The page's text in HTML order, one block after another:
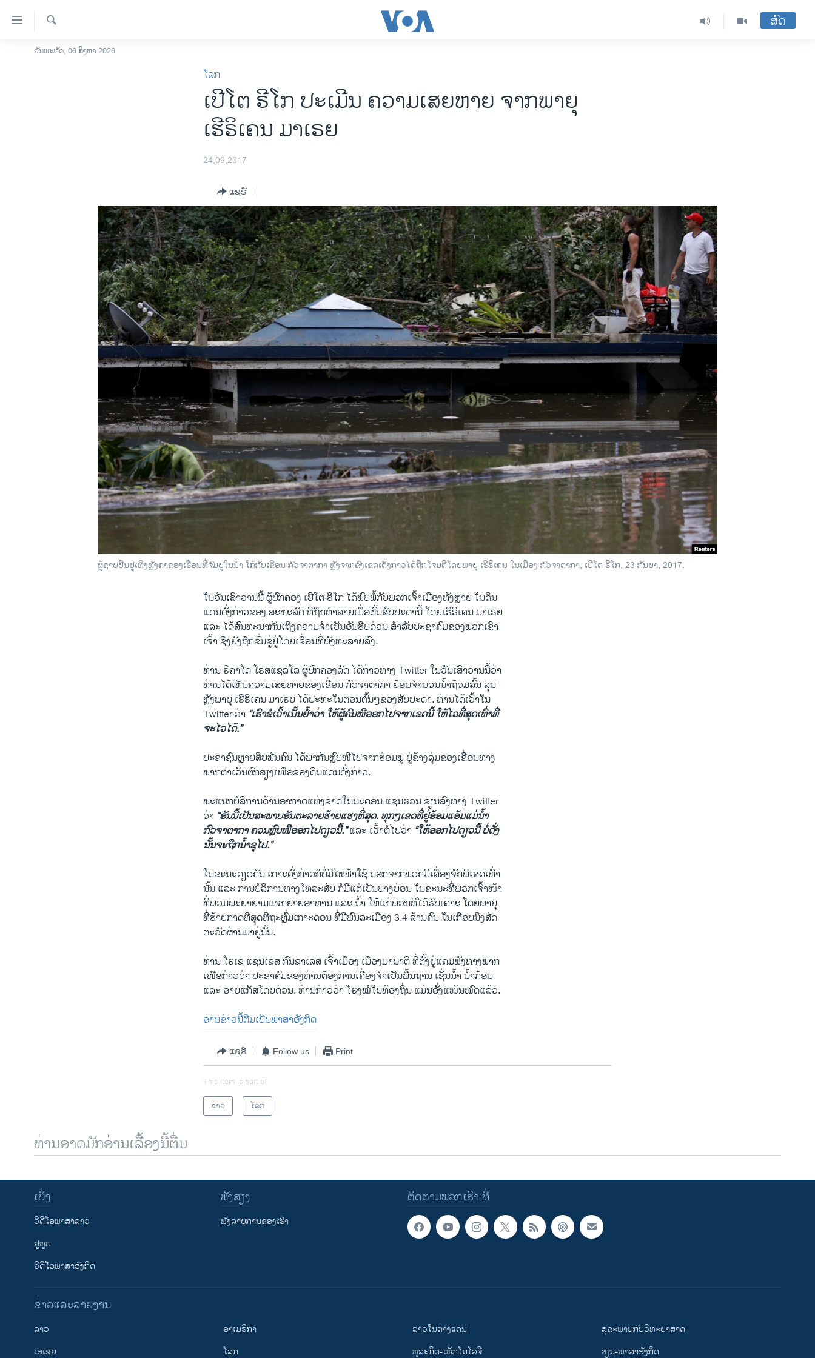
ລິ້ງ
ສຳຫລັບ
ໂຮມເພຈ
ອິດສະຫຼະພາບດ້ານການຂ່າວ
ວິທະຍາສາດ-ເທັກໂນໂລຈີ
ຄົ້ນຫາ
ສົດ
ວັນພະຫັດ, 06 ສິງຫາ 2026
ໂລກ
ເປີໂຕ ຣີໂກ ປະເມີນ ຄວາມເສຍຫາຍ ຈາກພາຍຸ
ເຮີຣິເຄນ ມາເຣຍ
24,09,2017
ແຊຣ໌
ຜູ້ຊາຍຢືນຢູ່ເທິງຫຼັງຄາຂອງເຮືອນທີ່ຈົມຢູ່ໃນນໍ້າ ໃກ້ກັບເຂື່ອນ ກົວຈາຕາກາ ຫຼັງຈາກຂົງເຂດເດັ່ງກ່າວໄດ້ຖືກໂຈມຕີໂດຍພາຍຸ ເຮີຣິເຄນ ໃນເມືອງ ກົວຈາຕາກາ, ເປີໂຕ ຣີໂກ, 23 ກັນຍາ, 2017.
ໃນວັນເສົາວານນີ້ ຜູ້ປົກຄອງ ເປີໂຕ ຣິໂກ ໄດ້ພົບພໍ້ກັບພວກເຈົ້າເມືອງທັງຫຼາຍ ໃນດິນ
ແດນດັ່ງກ່າວຂອງ ສະຫະລັດ ທີ່ຖືກທຳລາຍເມື່ອຕົ້ນສັບປະດານີ້ ໂດຍເຮີຣິເຄນ ມາເຣຍ
ແລະ ໄດ້ສົນທະນາກັນເຖິງຄວາມຈຳເປັນອັນຮີບດ່ວນ ສຳລັບປະຊາຄົມຂອງພວກເຂົາ
ເຈົ້າ ຊຶ່ງຍັງຖືກຂົ່ມຂູ່ຢູ່ໂດຍເຂື່ອນທີ່ພັງທະລາຍລົງ.
ທ່ານ ຣິຄາໂດ ໂຣສແຊລໂລ ຜູ້ປົກຄອງລັດ ໄດ້ກ່າວທາງ Twitter ໃນວັນເສົາວານນີ້ວ່າ
ທ່ານໄດ້ເຫັນຄວາມເສຍຫາຍຂອງເຂື່ອນ ກົວຈາຕາກາ ຍ້ອນຈຳນວນນໍ້າຖ້ວມລົ້ນ ລຸນ
ຫຼັງພາຍຸ ເຮີຣິເຄນ ມາເຣຍ ໄດ້ປະທະໃນຕອນຕົ້ນໆຂອງສັບປະດາ. ທ່ານໄດ້ເວົ້າໃນ
Twitter ວ່າ “ເຮົາຂໍເວົ້າເນັ້ນຢໍ້າວ່າ ໃຫ້ຜູ້ຄົນໜີອອກໄປຈາກເຂດນີ້ ໃຫ້ໄວທີ່ສຸດເທົ່າທີ່
ຈະໄວໄດ້.”
ປະຊາຊົນຫຼາຍສິບພັນຄົນ ໄດ້ພາກັນຫຼົບໜີໄປຈາກຮ່ອມພູ ຢູ່ຂ້າງລຸ່ມຂອງເຂື່ອນທາງ
ພາກຕາເວັນຕົກສຽງເໜືອຂອງດິນແດນດັ່ງກ່າວ.
ພະແນກບໍລິການດ້ານອາກາດແຫ່ງຊາດໃນນະຄອນ ແຊນຮວນ ຂຽນລົງທາງ Twitter
ວ່າ “ອັນນີ້ເປັນສະພາບອັນຕະລາຍຮ້າຍແຮງທີ່ສຸດ. ທຸກໆເຂດທີ່ຢູ່ອ້ອມແອ້ມແມ່ນໍ້າ
ກົວຈາຕາກາ ຄວນຫຼົບໜີອອກໄປດຽວນີ້.”ແລະ ເວົ້າຕໍ່ໄປວ່າ “ໃຫ້ອອກໄປດຽວນີ້ ບໍ່ດັ່ງ
ນັ້ນຈະຖືກນໍ້າຊຸໄປ.”
ໃນຂະນະດຽວກັນ ເກາະດັ່ງກ່າວກໍບໍ່ມີໄຟຟ້າໃຊ້ ນອກຈາກພວກມີເຄື່ອງຈັກພິເສດເທົ່າ
ນັ້ນ ແລະ ການບໍລິການທາງໂທລະສັບ ກໍມີແຕ່ເປັນບາງບ່ອນ ໃນຂະນະທີ່ພວກເຈົ້າໜ້າ
ທີ່ພວມພະຍາຍາມແຈກຢາຍອາຫານ ແລະ ນໍ້າ ໃຫ້ແກ່ພວກທີ່ໄດ້ຮັບເຄາະ ໂດຍພາຍຸ
ທີ່ຮ້າຍກາດທີ່ສຸດທີ່ຖະຫຼົ່ມເກາະດອນ ທີ່ມີພົນລະເມືອງ 3.4 ລ້ານຄົນ ໃນເກືອບນຶ່ງສັດ
ຕະວັດຜ່ານມາຢູ່ນັ້ນ.
ທ່ານ ໂຮເຊ ແຊນເຊສ ກົນຊາເລສ ເຈົ້າເມືອງ ເມືອງມານາຕີ ທີ່ຕັ້ງຢູ່ແຄມຟັ່ງທາງພາກ
ເໜືອກ່າວວ່າ ປະຊາຄົມຂອງທ່ານຕ້ອງການເຄື່ອງຈຳເປັນພື້ນຖານ ເຊັ່ນນໍ້າ ນໍ້າກ້ອນ
ແລະ ອາຍແກັສໂດຍດ່ວນ. ທ່ານກ່າວວ່າ ໂຮງໝໍໃນທ້ອງຖິ່ນ ແມ່ນອັ່ງແໜ້ນໝົດແລ້ວ.
ອ່ານຂ່າວນີ້ຕື່ມເປັນພາສາອັງກິດ
ແຊຣ໌ Follow us Print
This item is part of
ຂ່າວ
ໂລກ
ທ່ານອາດມັກອ່ານເລື້ອງນີ້ຕື່ມ
ຕິດຕາມພວກເຮົາ ທີ່
ເບິ່ງ
ວີດີໂອພາສາລາວ
ຢູທູບ
ວີດີໂອພາສາອັງກິດ
ຟັງສຽງ
ຟັງລາຍການຂອງເຮົາ
ຂ່າວແລະລາຍງານ
ລາວ
ເອເຊຍ
ອາເມຣິກາ
ໂລກ
ລາວໃນຕ່າງແດນ
ທຸລະກິດ-ເທັກໂນໂລຈີ
ສຸຂະພາບກັບວິທະຍາສາດ
ຮຽນ-ພາສາອັງກິດ